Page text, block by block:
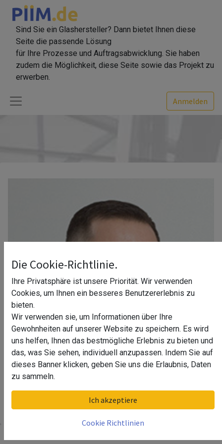
Sind Sie ein Glashersteller? Dann bietet Ihnen diese
Seite die passende Lösung
für Ihre Prozesse und Auftragsabwicklung. Sie haben
zudem die Möglichkeit, diese Seite sowie das Projekt zu
erwerben.
Anmelden
Ihr Berater in Frankfurt am Mein
Die Cookie-Richtlinie.
Ihre Privatsphäre ist unsere Priorität. Wir verwenden
Cookies, um Ihnen ein besseres Benutzererlebnis zu
bieten.
Wir verwenden sie, um Informationen über Ihre
Gewohnheiten auf unserer Website zu speichern. Es wird
uns helfen, Ihnen das bestmögliche Erlebnis zu bieten und
das, was Sie sehen, individuell anzupassen. Indem Sie auf
dieses Banner klicken, geben Sie uns die Erlaubnis, Daten
zu sammeln.
Ich akzeptiere
Cookie Richtlinien